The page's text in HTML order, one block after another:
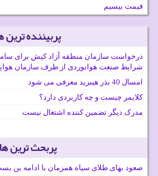
قیمت بیسیم
پربیننده ترین
درخواست سازمان منطقه آزاد کیش برای
شرایط صنعت هوانوردی از طرف سازمان
امسال 40 بذر هیبرید معرفی می شود
کلایمر چیست و چه کاربردی دارد؟
مدرک دیگر تضمین کننده اشتغال نیست
پربحث ترین ها
صعود بهای طلای سیاه همزمان با ادامه بن